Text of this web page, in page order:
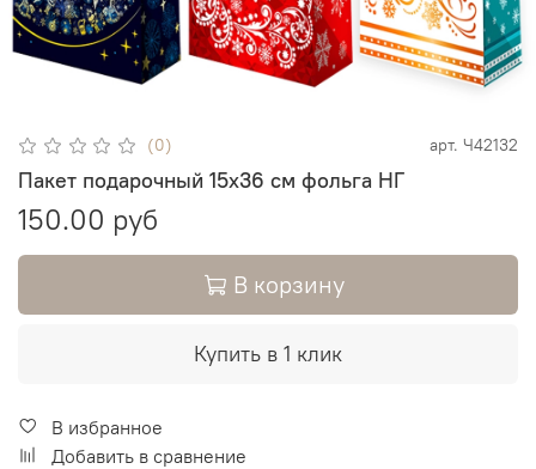
(0) арт. Ч42132
Пакет подарочный 15х36 см фольга НГ
150.00 руб
В корзину
Купить в 1 клик
В избранное
Добавить в сравнение